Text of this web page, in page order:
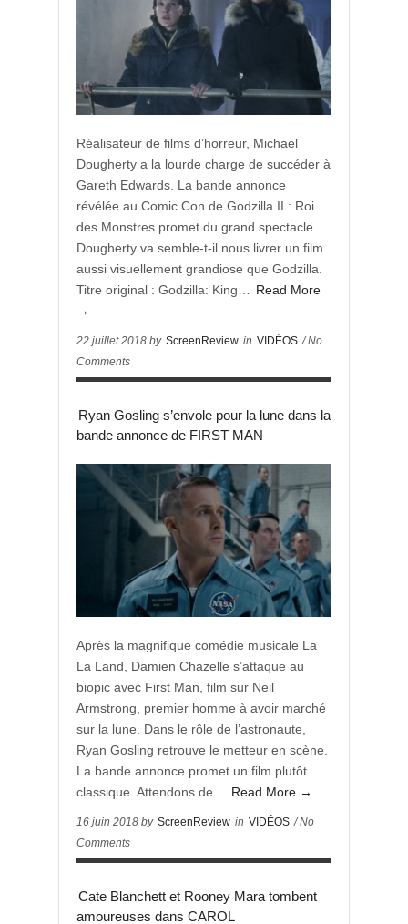
Réalisateur de films d’horreur, Michael
Dougherty a la lourde charge de succéder à
Gareth Edwards. La bande annonce
révélée au Comic Con de Godzilla II : Roi
des Monstres promet du grand spectacle.
Dougherty va semble-t-il nous livrer un film
aussi visuellement grandiose que Godzilla.
Titre original : Godzilla: King…
Read More
→
22 juillet 2018 by ScreenReview in VIDÉOS / No
Comments
Ryan Gosling s’envole pour la lune dans la
bande annonce de FIRST MAN
Après la magnifique comédie musicale La
La Land, Damien Chazelle s’attaque au
biopic avec First Man, film sur Neil
Armstrong, premier homme à avoir marché
sur la lune. Dans le rôle de l’astronaute,
Ryan Gosling retrouve le metteur en scène.
La bande annonce promet un film plutôt
classique. Attendons de…
Read More →
16 juin 2018 by ScreenReview in VIDÉOS / No
Comments
Cate Blanchett et Rooney Mara tombent
amoureuses dans CAROL